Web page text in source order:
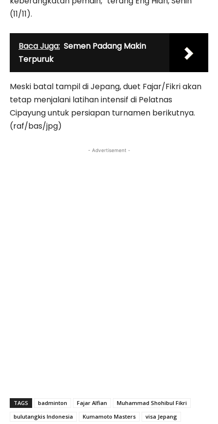
(11/11).
Baca Juga: Semen Padang Makin
Terpuruk
Meski batal tampil di Jepang, duet Fajar/Fikri akan
tetap menjalani latihan intensif di Pelatnas
Cipayung untuk persiapan turnamen berikutnya.
(raf/bas/jpg)
- Advertisement -
TAGS badminton Fajar Alfian
Muhammad Shohibul Fikri
bulutangkis Indonesia
Kumamoto Masters
visa Jepang